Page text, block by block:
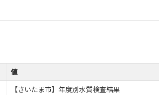
値
【さいたま市】年度別水質検査結果